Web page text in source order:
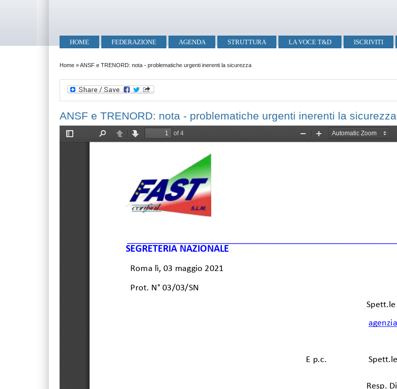
Menu principale
HOME FEDERAZIONE AGENDA STRUTTURA LA VOCE T&D ISCRIVITI
Tu sei qui
Home »ANSF e TRENORD: nota - problematiche urgenti inerenti la sicurezza
ANSF e TRENORD: nota - problematiche urgenti inerenti la sicurezza